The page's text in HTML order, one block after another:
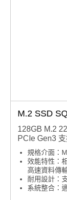
M.2 SSD
128GB M.2
PCIe Gen3
規格介面：
效能特性：
高速資料傳
耐用設計：
系統整合：